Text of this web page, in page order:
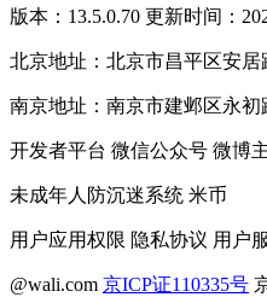
版本：13.5.0.70 更新时间：
北京地址：北京市昌平区安居
南京地址：南京市建邺区永初
开发者平台 微信公众号 微博
未成年人防沉迷系统 米币
用户应用权限 隐私协议 用户
@wali.com 京ICP证110335号